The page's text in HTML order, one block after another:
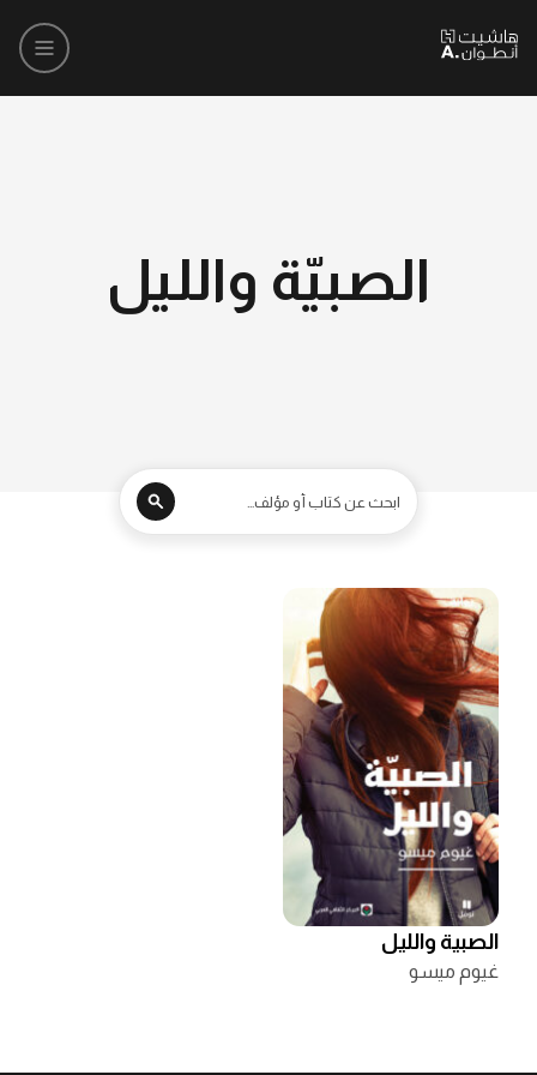
الصبيّة والليل
الصبية والليل
غيوم ميسو